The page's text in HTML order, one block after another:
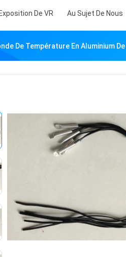
Exposition De VR Au Sujet De Nous
De Température En Aluminium